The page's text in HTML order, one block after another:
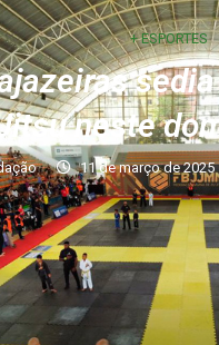
+ ESPORTES
neste
11 de março de 2025